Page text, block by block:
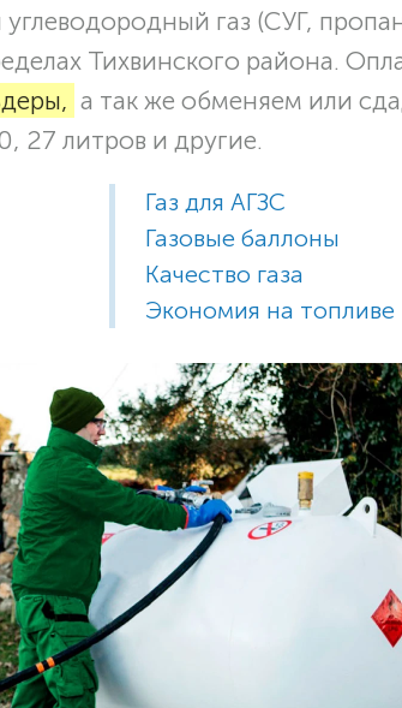
газ (СУГ,
Тихвинского района.
а так же обменяем или
27 литров и другие.
Газ для АГЗС
Газовые баллоны
Качество газа
Экономия на топливе